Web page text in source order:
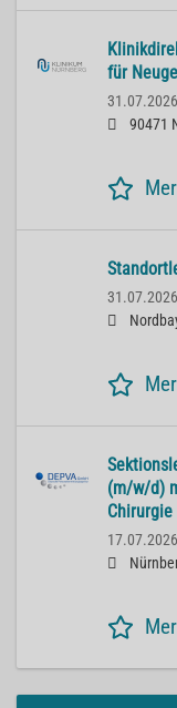
für
90471
(m/w/d)
Chirurgie